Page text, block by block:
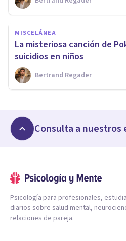
MISCELÁNEA
La misteriosa canción de
suicidios en niños
Bertrand Regader
Consulta a nuestros
Psicología para profesionales,
diarios sobre salud mental,
relaciones de pareja.